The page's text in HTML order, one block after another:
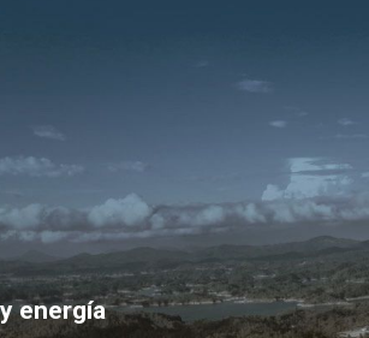
GRI
energía